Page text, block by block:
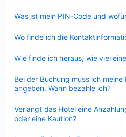
Was ist mein PIN-Code und
Wo finde ich die
Wie finde ich heraus, wie viel
Bei der Buchung muss ich
angeben. Wann bezahle ich?
Verlangt das Hotel eine
oder eine Kaution?